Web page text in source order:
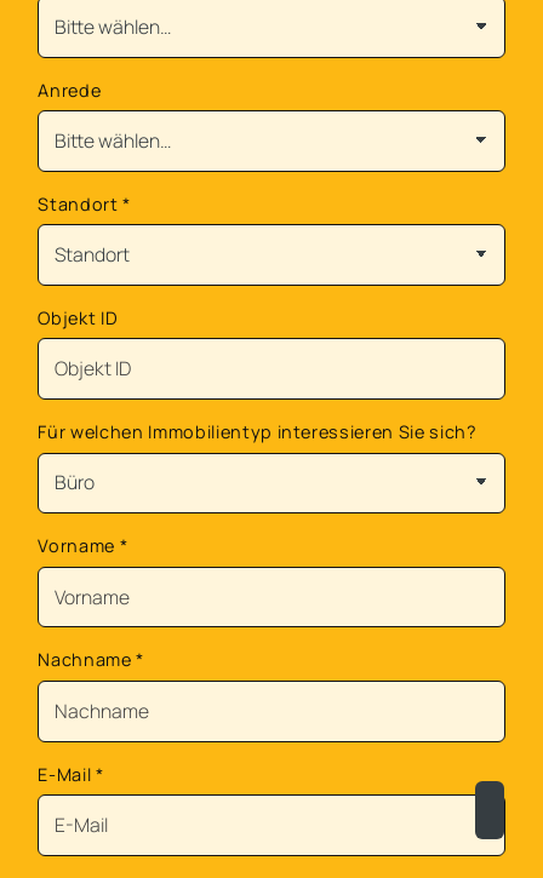
Anrede
Standort*
Objekt ID
Für welchen Immobilientyp interessieren Sie sich?
Vorname *
Nachname*
E-Mail *